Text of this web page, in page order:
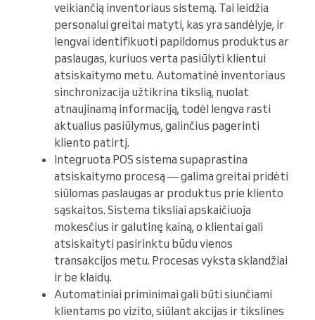
veikiančią inventoriaus sistemą. Tai leidžia
personalui greitai matyti, kas yra sandėlyje, ir
lengvai identifikuoti papildomus produktus ar
paslaugas, kuriuos verta pasiūlyti klientui
atsiskaitymo metu. Automatinė inventoriaus
sinchronizacija užtikrina tikslią, nuolat
atnaujinamą informaciją, todėl lengva rasti
aktualius pasiūlymus, galinčius pagerinti
kliento patirtį.
Integruota POS sistema supaprastina
atsiskaitymo procesą — galima greitai pridėti
siūlomas paslaugas ar produktus prie kliento
sąskaitos. Sistema tiksliai apskaičiuoja
mokesčius ir galutinę kainą, o klientai gali
atsiskaityti pasirinktu būdu vienos
transakcijos metu. Procesas vyksta sklandžiai
ir be klaidų.
Automatiniai priminimai gali būti siunčiami
klientams po vizito, siūlant akcijas ir tikslines